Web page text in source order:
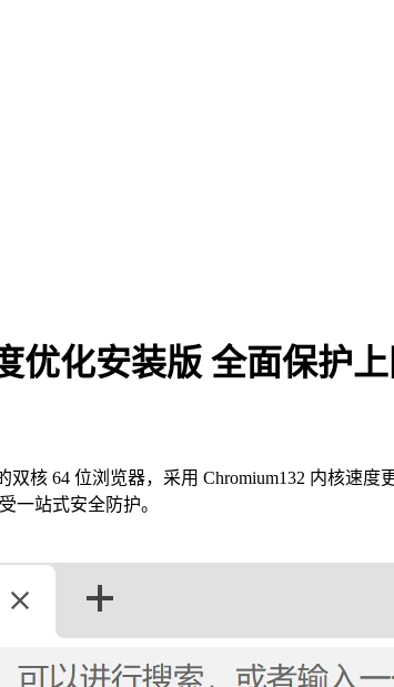
优化安装版 全面保护
双核 64 位浏览器，采用 Chromium132 内核速
一站式安全防护。